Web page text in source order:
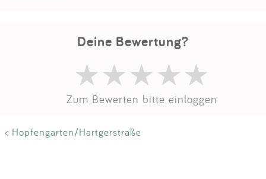
Deine Bewertung?
Zum Bewerten bitte einloggen
< Hopfengarten/Hartgerstraße